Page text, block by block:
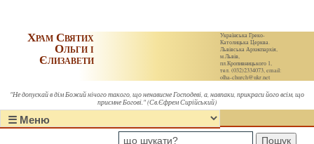
Українська Греко-
Католицька Церква.
Львівська Архиєпархія,
м.Львів,
пл.Кропивницького 1,
тел. (032)2334073, email:
olha-church@ukr.net
Храм Святих
Ольги і
Єлизавети
"Не допускай в дім Божий нічого такого, що ненависне Господеві, а, навпаки, прикраси його всім, що
приємне Богові." (Св.Єфрем Сирійський)
Пошук